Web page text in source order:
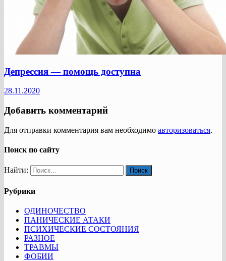
Депрессия — помощь доступна
28.11.2020
Добавить комментарий
Для отправки комментария вам необходимо авторизоваться.
Поиск по сайту
Найти:
Рубрики
ОДИНОЧЕСТВО
ПАНИЧЕСКИЕ АТАКИ
ПСИХИЧЕСКИЕ СОСТОЯНИЯ
РАЗНОЕ
ТРАВМЫ
ФОБИИ